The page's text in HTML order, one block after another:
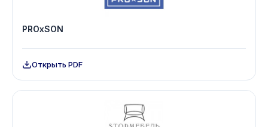
PROxSON
Открыть PDF